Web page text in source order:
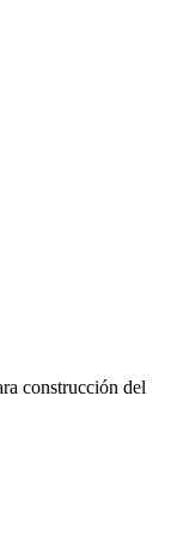
construcción del